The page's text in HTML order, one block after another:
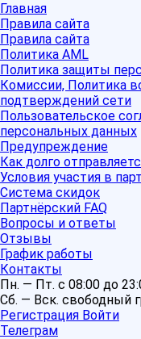
Главная
Правила сайта
Правила сайта
Политика AML
Политика защиты
Комиссии, Политика
подтверждений сети
Пользовательское
персональных данных
Предупреждение
Как долго
Условия участия в
Система скидок
Партнёрский FAQ
Вопросы и ответы
Отзывы
График работы
Контакты
Пн. — Пт. с 08:00 до
Сб. — Вск. свободный
Регистрация Войти
Телеграм